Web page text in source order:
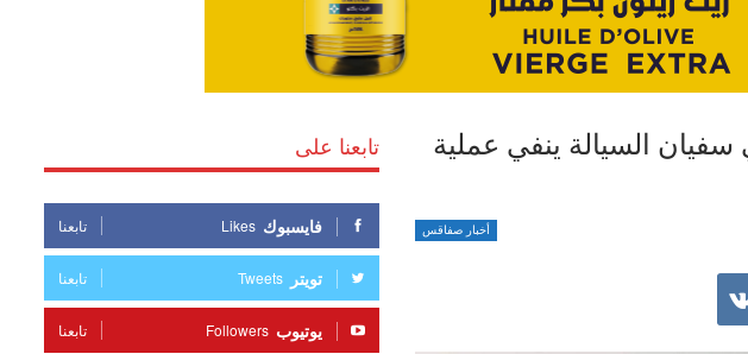
السيالة ينفي عملية
أخبار صفاقس
تابعنا على
فايسبوك Likes تابعنا
تويتر Tweets تابعنا
يوتيوب Followers تابعنا